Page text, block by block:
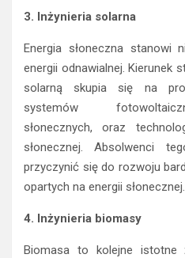
3. Inżynieria solarna
Energia słoneczna stanowi
energii odnawialnej. Kierunek
solarną skupia się na
systemów
słonecznych, oraz
słonecznej. Absolwenci
przyczynić się do rozwoju
opartych na energii słonecznej.
4. Inżynieria biomasy
Biomasa to kolejne istotne